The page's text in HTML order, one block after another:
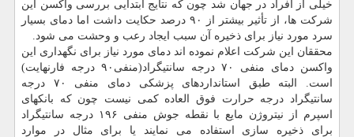
خیلی از افراد در جهان شد چون که نتایج ابتدایی بررسی واکسن این
شرکت ها، از تأثیر بیشتر از ۹۰ درصد حکایت داشت اما دمای بسیار
سرد مورد نیاز برای ذخیره آن سبب ایجاد رعب و وحشت می شود.
محققان این شرکت اعلام نموده اند دمای مورد نیاز برای نگهداری این
واکسن دمای منفی ۷۰ درجه سانتیگراد(منفی۹۰ درجه فارنهایت)
است. البته طبق استانداردهای پزشکی دمای منفی ۷۰ درجه
سانتیگراد درجه حرارت فوق العاده کمی نیست چون که بانکهای
اسپرم از نیتروژن مایع با نقطه جوش منفی ۱۹۶ درجه سانتیگراد
برای ذخیره سازی استفاده می نمایند یا برای مثال در موارد